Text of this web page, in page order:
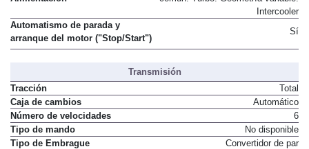
Intercooler
Automatismo de parada y
arranque del motor ("Stop/Start")
Sí
Transmisión
Tracción
Total
Caja de cambios
Automático
Número de velocidades
6
Tipo de mando
No disponible
Tipo de Embrague
Convertidor de par